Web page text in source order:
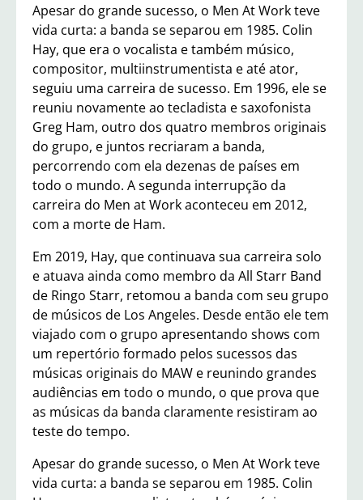
Apesar do grande sucesso, o Men At Work teve
vida curta: a banda se separou em 1985. Colin
Hay, que era o vocalista e também músico,
compositor, multiinstrumentista e até ator,
seguiu uma carreira de sucesso. Em 1996, ele se
reuniu novamente ao tecladista e saxofonista
Greg Ham, outro dos quatro membros originais
do grupo, e juntos recriaram a banda,
percorrendo com ela dezenas de países em
todo o mundo. A segunda interrupção da
carreira do Men at Work aconteceu em 2012,
com a morte de Ham.
Em 2019, Hay, que continuava sua carreira solo
e atuava ainda como membro da All Starr Band
de Ringo Starr, retomou a banda com seu grupo
de músicos de Los Angeles. Desde então ele tem
viajado com o grupo apresentando shows com
um repertório formado pelos sucessos das
músicas originais do MAW e reunindo grandes
audiências em todo o mundo, o que prova que
as músicas da banda claramente resistiram ao
teste do tempo.
Apesar do grande sucesso, o Men At Work teve
vida curta: a banda se separou em 1985. Colin